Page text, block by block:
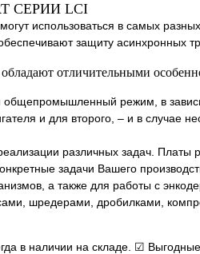
СЕРИИ LCI
использоваться в самых
защиту асинхронных
отличительными
режим, в
и для второго, – и в случае
различных задач.
задачи Вашего
а также для работы с
шредерами, дробилками,
в наличии на складе. ☑